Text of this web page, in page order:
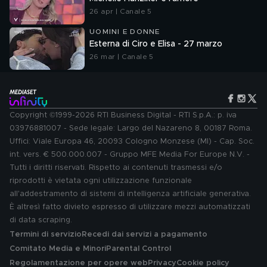
26 apr | Canale 5
UOMINI E DONNE
Esterna di Ciro e Elisa - 27 marzo
26 mar | Canale 5
Copyright ©1999-2026 RTI Business Digital - RTI S.p.A.: p. iva
03976881007 - Sede legale: Largo del Nazareno 8, 00187 Roma.
Uffici: Viale Europa 46, 20093 Cologno Monzese (MI) - Cap. Soc.
int. vers. € 500.000.007 - Gruppo MFE Media For Europe N.V. -
Tutti i diritti riservati. Rispetto ai contenuti trasmessi e/o
riprodotti è vietata ogni utilizzazione funzionale
all'addestramento di sistemi di intelligenza artificiale generativa.
È altresì fatto divieto espresso di utilizzare mezzi automatizzati
di data scraping.
Termini di servizio Recedi dai servizi a pagamento
Comitato Media e MinoriParental Control
Regolamentazione per opere web PrivacyCookie policy